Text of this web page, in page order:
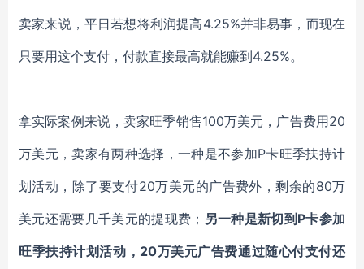
卖家来说，平日若想将利润提高4.25%并非易事 ， 而现在
只要用这个支付，付款直接最高就能赚到4.25%。
拿实际案例来说，卖家旺季销售100万美元，广告费用20
万美元，卖家有两种选择，一种是不参加P卡旺季扶持计
划活动，除了要支付20万美元的广告费外，剩余的80万
美元还需要几千美元的提现费； 另一种是新切到 P卡参加
旺季扶持计划活动，20万美元广告费通过随心付支付还